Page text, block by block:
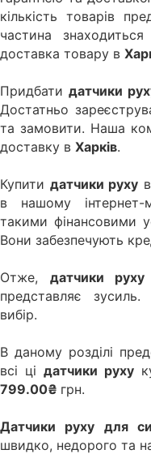
кількість товарів
частина
доставка товару в
Придбати датчики
Достатньо
та замовити. Наша
доставку в Харків.
Купити датчики руху в
в нашому інтернет-
такими фінансовими
Вони забезпечують
Отже, датчики руху
представляє
вибір.
В даному розділі
всі ці датчики руху
799.00₴ грн.
Датчики руху для
швидко, недорого та